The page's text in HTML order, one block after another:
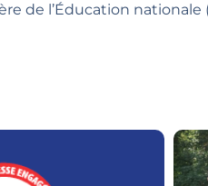
de l’Éducation